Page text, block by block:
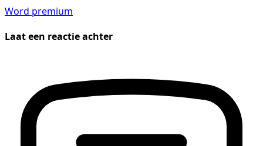
Word premium
Laat een reactie achter